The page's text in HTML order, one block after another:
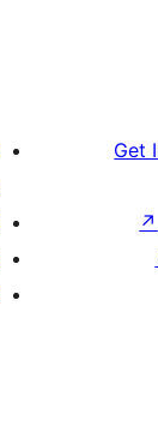
Get
↗